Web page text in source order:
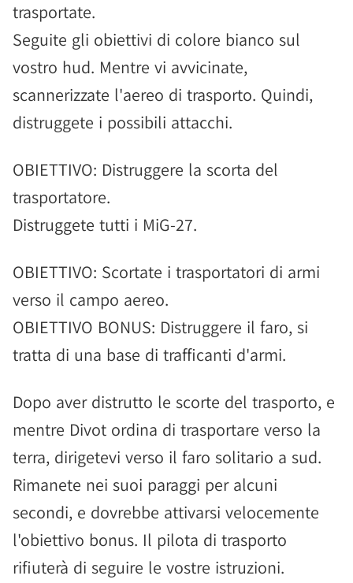
trasportate.
Seguite gli obiettivi di colore bianco sul
vostro hud. Mentre vi avvicinate,
scannerizzate l'aereo di trasporto. Quindi,
distruggete i possibili attacchi.
OBIETTIVO: Distruggere la scorta del
trasportatore.
Distruggete tutti i MiG-27.
OBIETTIVO: Scortate i trasportatori di armi
verso il campo aereo.
OBIETTIVO BONUS: Distruggere il faro, si
tratta di una base di trafficanti d'armi.
Dopo aver distrutto le scorte del trasporto, e
mentre Divot ordina di trasportare verso la
terra, dirigetevi verso il faro solitario a sud.
Rimanete nei suoi paraggi per alcuni
secondi, e dovrebbe attivarsi velocemente
l'obiettivo bonus. Il pilota di trasporto
rifiuterà di seguire le vostre istruzioni.